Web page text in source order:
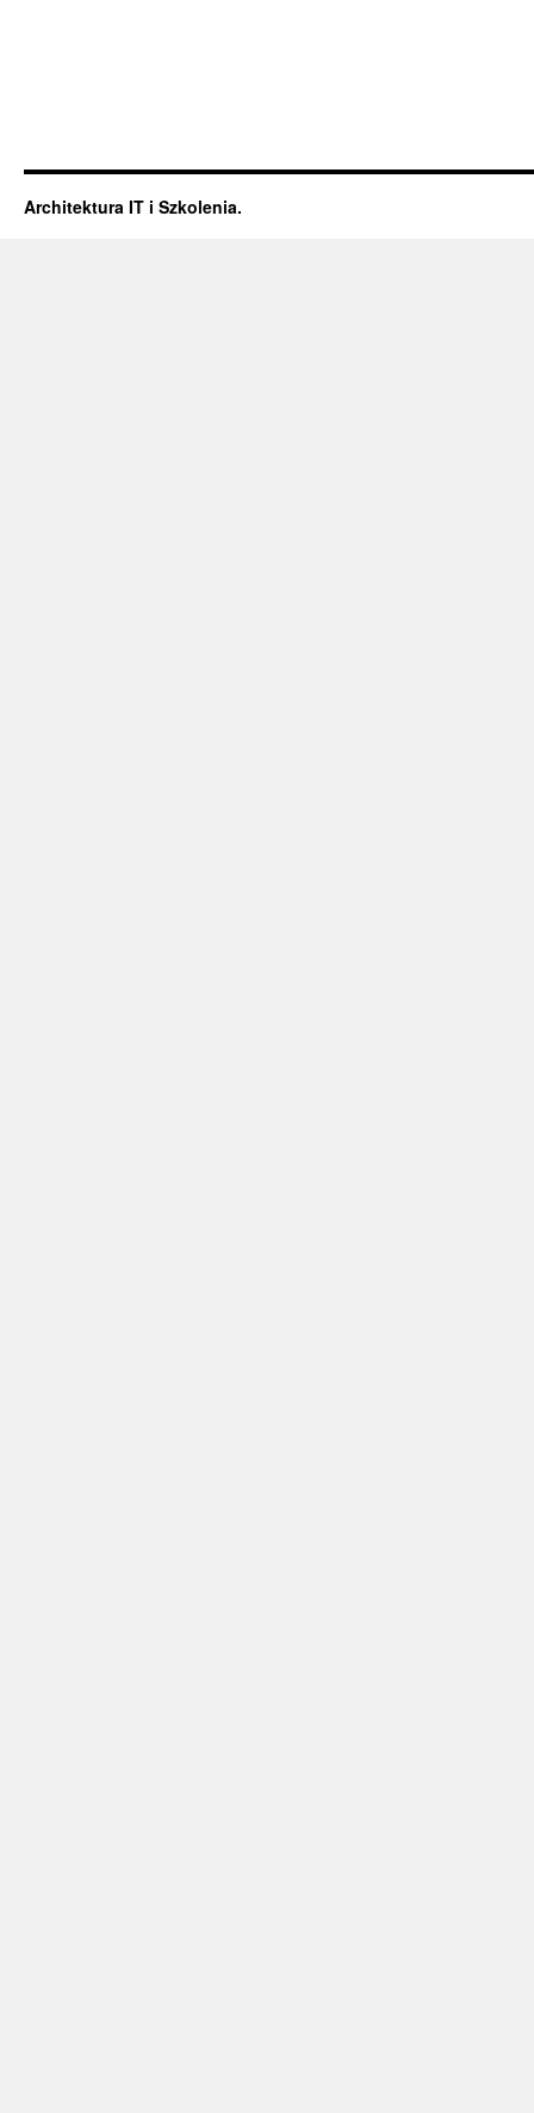
Architektura IT i Szkolenia.